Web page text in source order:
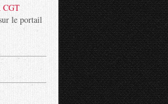
le portail